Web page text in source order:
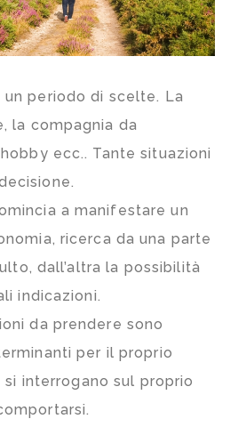
un periodo di scelte. La
la compagnia da
ecc.. Tante situazioni
a manifestare un
ricerca da una parte
dall’altra la possibilità
indicazioni.
da prendere sono
per il proprio
interrogano sul proprio